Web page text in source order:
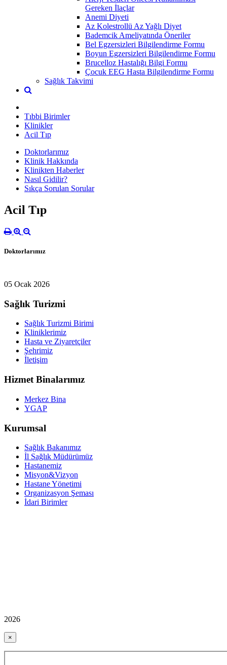
Gereken İlaçlar
Anemi Diyeti
Az Kolestrollü Az Yağlı Diyet
Bademcik Ameliyatında Öneriler
Bel Egzersizleri Bilgilendirme Formu
Boyun Egzersizleri Bilgilendirme Formu
Brucelloz Hastalığı Bilgi Formu
Çocuk EEG Hasta Bilgilendirme Formu
Sağlık Takvimi
Tıbbi Birimler
Klinikler
Acil Tıp
Doktorlarımız
Klinik Hakkında
Klinikten Haberler
Nasıl Gidilir?
Sıkça Sorulan Sorular
Acil Tıp
Doktorlarımız
05 Ocak 2026
Sağlık Turizmi
Sağlık Turizmi Birimi
Kliniklerimiz
Hasta ve Ziyaretçiler
Şehrimiz
İletişim
Hizmet Binalarımız
Merkez Bina
YGAP
Kurumsal
Sağlık Bakanımız
İl Sağlık Müdürümüz
Hastanemiz
Misyon&Vizyon
Hastane Yönetimi
Organizasyon Şeması
İdari Birimler
2026
×